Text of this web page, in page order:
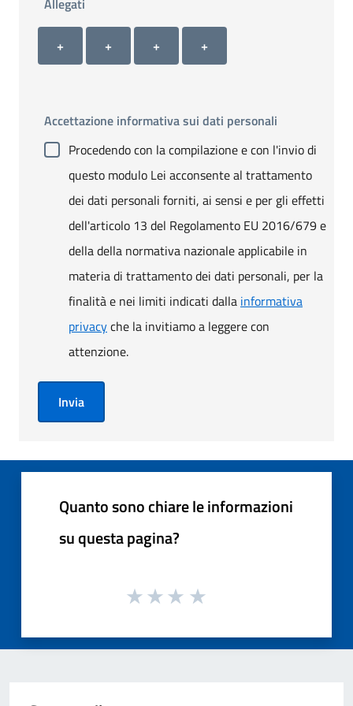
Allegati
Allegato 1
+
Allegato 2
+
Allegato 3
+
Allegato 4
+
Accettazione informativa sui dati personali
Procedendo con la compilazione e con l'invio di
questo modulo Lei acconsente al trattamento
dei dati personali forniti, ai sensi e per gli effetti
dell'articolo 13 del Regolamento EU 2016/679 e
della della normativa nazionale applicabile in
materia di trattamento dei dati personali, per la
finalità e nei limiti indicati dalla informativa
privacyche la invitiamo a leggere con
attenzione.
Invia
Quanto sono chiare le informazioni
su questa pagina?